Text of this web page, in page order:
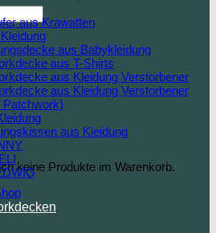
keine Produkte im Warenkorb.
aus Krawatten
aus Babykleidung
aus T-Shirts
aus Kleidung Verstorbener
aus Kleidung Verstorbener
Patchwork)
aus Kleidung